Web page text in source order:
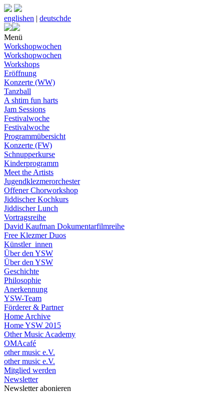
englishen | deutschde
Menü
Workshopwochen
Workshopwochen
Workshops
Eröffnung
Konzerte (WW)
Tanzball
A shtim fun harts
Jam Sessions
Festivalwoche
Festivalwoche
Programmübersicht
Konzerte (FW)
Schnupperkurse
Kinderprogramm
Meet the Artists
Jugendklezmerorchester
Offener Chorworkshop
Jiddischer Kochkurs
Jiddischer Lunch
Vortragsreihe
David Kaufman Dokumentarfilmreihe
Free Klezmer Duos
Künstler_innen
Über den YSW
Über den YSW
Geschichte
Philosophie
Anerkennung
YSW-Team
Förderer & Partner
Home Archive
Home YSW 2015
Other Music Academy
OMAcafé
other music e.V.
other music e.V.
Mitglied werden
Newsletter
Newsletter abonieren